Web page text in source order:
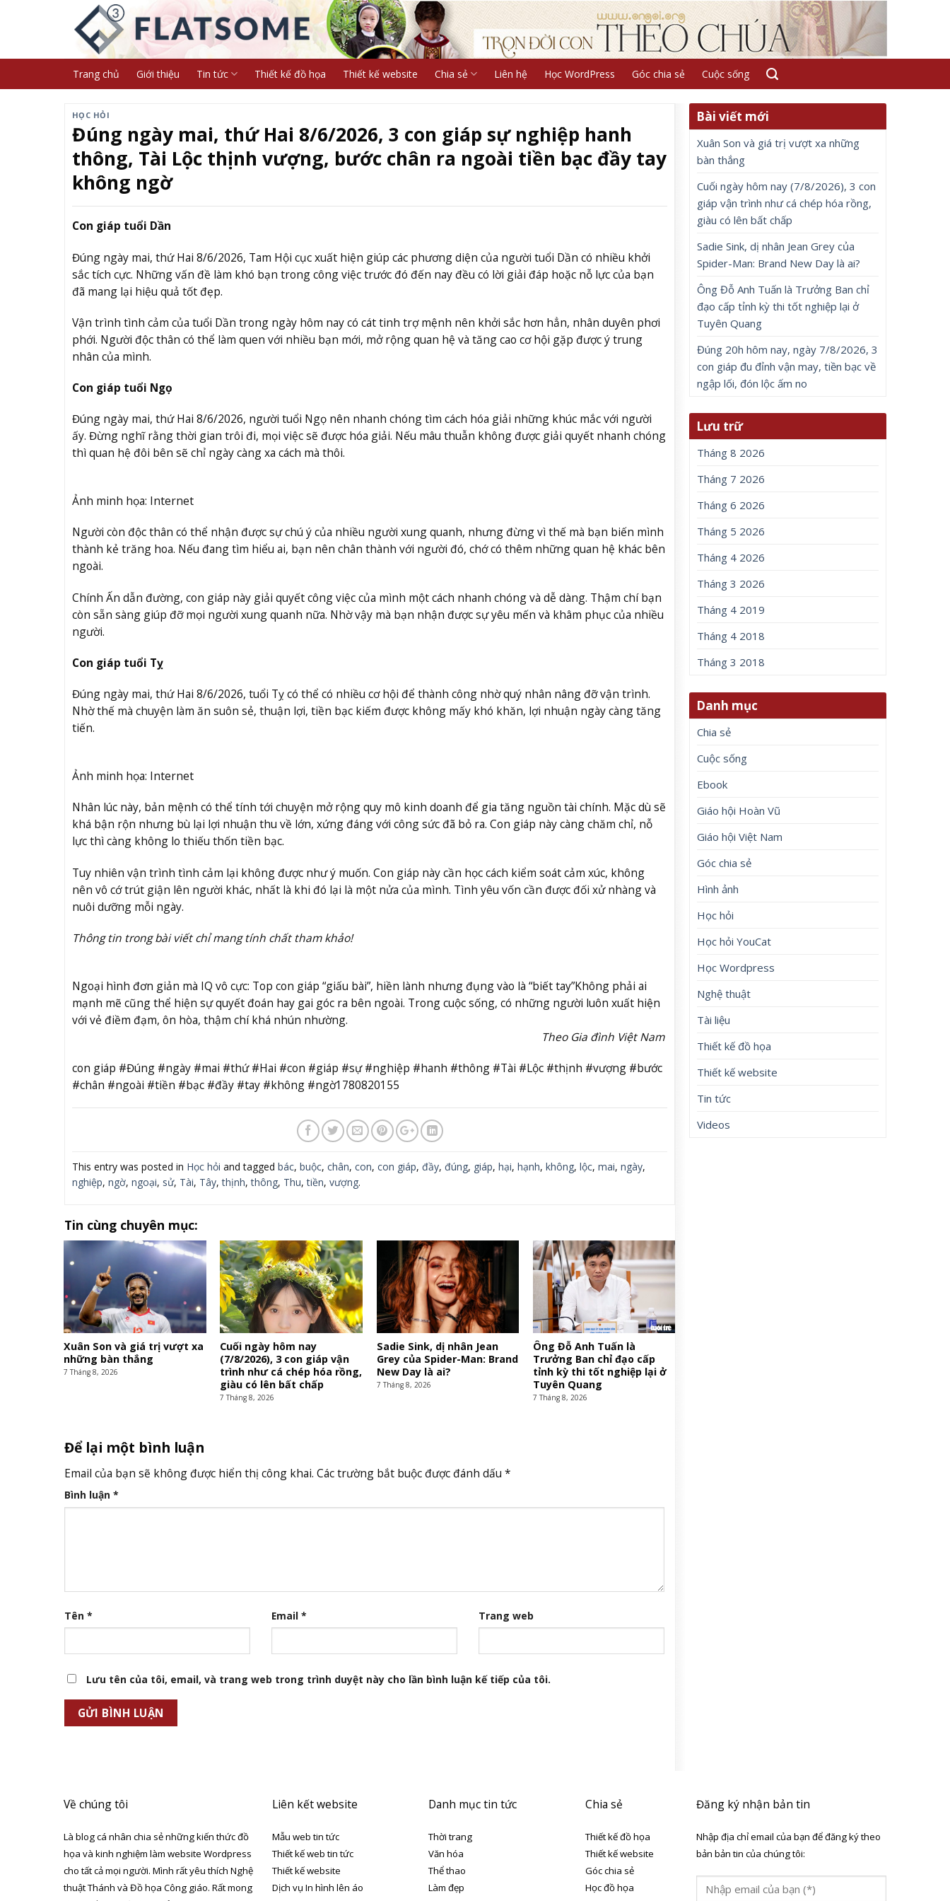
Trang chủ Giới thiệu Tin tức Thiết kế đồ họa Thiết kế website Chia sẻ Liên hệ Học WordPress Góc chia sẻ Cuộc sống
HỌC HỎI
Đúng ngày mai, thứ Hai 8/6/2026, 3 con giáp sự nghiệp hanh
thông, Tài Lộc thịnh vượng, bước chân ra ngoài tiền bạc đầy tay
không ngờ
Con giáp tuổi Dần
Đúng ngày mai, thứ Hai 8/6/2026, Tam Hội cục xuất hiện giúp các phương diện của người tuổi Dần có nhiều khởi
sắc tích cực. Những vấn đề làm khó bạn trong công việc trước đó đến nay đều có lời giải đáp hoặc nỗ lực của bạn
đã mang lại hiệu quả tốt đẹp.
Vận trình tình cảm của tuổi Dần trong ngày hôm nay có cát tinh trợ mệnh nên khởi sắc hơn hẳn, nhân duyên phơi
phới. Người độc thân có thể làm quen với nhiều bạn mới, mở rộng quan hệ và tăng cao cơ hội gặp được ý trung
nhân của mình.
Con giáp tuổi Ngọ
Đúng ngày mai, thứ Hai 8/6/2026, người tuổi Ngọ nên nhanh chóng tìm cách hóa giải những khúc mắc với người
ấy. Đừng nghĩ rằng thời gian trôi đi, mọi việc sẽ được hóa giải. Nếu mâu thuẫn không được giải quyết nhanh chóng
thì quan hệ đôi bên sẽ chỉ ngày càng xa cách mà thôi.
Ảnh minh họa: Internet
Người còn độc thân có thể nhận được sự chú ý của nhiều người xung quanh, nhưng đừng vì thế mà bạn biến mình
thành kẻ trăng hoa. Nếu đang tìm hiểu ai, bạn nên chân thành với người đó, chớ có thêm những quan hệ khác bên
ngoài.
Chính Ấn dẫn đường, con giáp này giải quyết công việc của mình một cách nhanh chóng và dễ dàng. Thậm chí bạn
còn sẵn sàng giúp đỡ mọi người xung quanh nữa. Nhờ vậy mà bạn nhận được sự yêu mến và khâm phục của nhiều
người.
Con giáp tuổi Tỵ
Đúng ngày mai, thứ Hai 8/6/2026, tuổi Tỵ có thể có nhiều cơ hội để thành công nhờ quý nhân nâng đỡ vận trình.
Nhờ thế mà chuyện làm ăn suôn sẻ, thuận lợi, tiền bạc kiếm được không mấy khó khăn, lợi nhuận ngày càng tăng
tiến.
Ảnh minh họa: Internet
Nhân lúc này, bản mệnh có thể tính tới chuyện mở rộng quy mô kinh doanh để gia tăng nguồn tài chính. Mặc dù sẽ
khá bận rộn nhưng bù lại lợi nhuận thu về lớn, xứng đáng với công sức đã bỏ ra. Con giáp này càng chăm chỉ, nỗ
lực thì càng không lo thiếu thốn tiền bạc.
Tuy nhiên vận trình tình cảm lại không được như ý muốn. Con giáp này cần học cách kiểm soát cảm xúc, không
nên vô cớ trút giận lên người khác, nhất là khi đó lại là một nửa của mình. Tình yêu vốn cần được đối xử nhàng và
nuôi dưỡng mỗi ngày.
Thông tin trong bài viết chỉ mang tính chất tham khảo!
Ngoại hình đơn giản mà IQ vô cực: Top con giáp “giấu bài”, hiền lành nhưng đụng vào là “biết tay”Không phải ai
mạnh mẽ cũng thể hiện sự quyết đoán hay gai góc ra bên ngoài. Trong cuộc sống, có những người luôn xuất hiện
với vẻ điềm đạm, ôn hòa, thậm chí khá nhún nhường.
Theo Gia đình Việt Nam
con giáp #Đúng #ngày #mai #thứ #Hai #con #giáp #sự #nghiệp #hanh #thông #Tài #Lộc #thịnh #vượng #bước
#chân #ngoài #tiền #bạc #đầy #tay #không #ngờ1780820155
This entry was posted in Học hỏi and tagged bác, buộc, chân, con, con giáp, đầy, đúng, giáp, hại, hạnh, không, lộc, mai, ngày,
nghiệp, ngờ, ngoại, sử, Tài, Tây,thịnh,thông, Thu,tiền, vượng.
Tin cùng chuyên mục:
Xuân Son và giá trị vượt xa
những bàn thắng
7 Tháng 8, 2026
Cuối ngày hôm nay
(7/8/2026), 3 con giáp vận
trình như cá chép hóa rồng,
giàu có lên bất chấp
7 Tháng 8, 2026
Sadie Sink, dị nhân Jean
Grey của Spider-Man: Brand
New Day là ai?
7 Tháng 8, 2026
Ông Đỗ Anh Tuấn là
Trưởng Ban chỉ đạo cấp
tỉnh kỳ thi tốt nghiệp lại ở
Tuyên Quang
7 Tháng 8, 2026
Để lại một bình luận
Email của bạn sẽ không được hiển thị công khai. Các trường bắt buộc được đánh dấu *
Bình luận *
Tên * Email * Trang web
Lưu tên của tôi, email, và trang web trong trình duyệt này cho lần bình luận kế tiếp của tôi.
Bài viết mới
Xuân Son và giá trị vượt xa những
bàn thắng
Cuối ngày hôm nay (7/8/2026), 3 con
giáp vận trình như cá chép hóa rồng,
giàu có lên bất chấp
Sadie Sink, dị nhân Jean Grey của
Spider-Man: Brand New Day là ai?
Ông Đỗ Anh Tuấn là Trưởng Ban chỉ
đạo cấp tỉnh kỳ thi tốt nghiệp lại ở
Tuyên Quang
Đúng 20h hôm nay, ngày 7/8/2026, 3
con giáp đu đỉnh vận may, tiền bạc về
ngập lối, đón lộc ấm no
Lưu trữ
Tháng 8 2026
Tháng 7 2026
Tháng 6 2026
Tháng 5 2026
Tháng 4 2026
Tháng 3 2026
Tháng 4 2019
Tháng 4 2018
Tháng 3 2018
Danh mục
Chia sẻ
Cuộc sống
Ebook
Giáo hội Hoàn Vũ
Giáo hội Việt Nam
Góc chia sẻ
Hình ảnh
Học hỏi
Học hỏi YouCat
Học Wordpress
Nghệ thuật
Tài liệu
Thiết kế đồ họa
Thiết kế website
Tin tức
Videos
Về chúng tôi
Là blog cá nhân chia sẻ những kiến thức đồ
họa và kinh nghiệm làm website Wordpress
cho tất cả mọi người. Mình rất yêu thích Nghệ
thuật Thánh và Đồ họa Công giáo. Rất mong
Liên kết website
Mẫu web tin tức
Thiết kế web tin tức
Thiết kế website
Dịch vụ In hình lên áo
Danh mục tin tức
Thời trang
Văn hóa
Thể thao
Làm đẹp
Chia sẻ
Thiết kế đồ họa
Thiết kế website
Góc chia sẻ
Học đồ họa
Đăng ký nhận bản tin
Nhập địa chỉ email của bạn để đăng ký theo
bản bản tin của chúng tôi: